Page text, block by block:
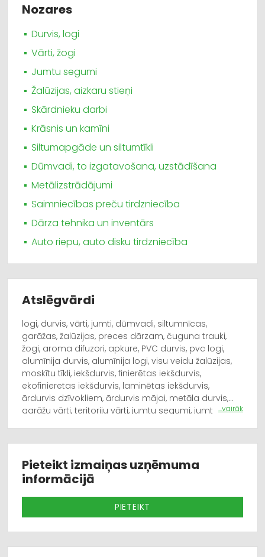
Nozares
Durvis, logi
Vārti, žogi
Jumtu segumi
Žalūzijas, aizkaru stieņi
Skārdnieku darbi
Krāsnis un kamīni
Siltumapgāde un siltumtīkli
Dūmvadi, to izgatavošana, uzstādīšana
Metālizstrādājumi
Saimniecības preču tirdzniecība
Dārza tehnika un inventārs
Auto riepu, auto disku tirdzniecība
Atslēgvārdi
logi, durvis, vārti, jumti, dūmvadi, siltumnīcas,
garāžas, žalūzijas, preces dārzam, čuguna trauki,
žogi, aroma difuzori, apkure, PVC durvis, pvc logi,
alumīnija durvis, alumīnija logi, visu veidu žalūzijas,
moskītu tīkli, iekšdurvis, finierētas iekšdurvis,
ekofinieretas iekšdurvis, laminētas iekšdurvis,
ārdurvis dzīvokliem, ārdurvis mājai, metāla durvis,
garāžu vārti, teritoriju vārti, jumtu segumi, jumta
nojumes, tenta garāžas un nojumes, pirts logi, pirts
durvis, apkures katli, apkures krāsnis, pirts krāsnis,
pirts elektriskas krāsnis, dūmvadi. Dārza piederumu
tirdzniecību, polikarbonāta siltumnīcas, lapenes,
dārza duškabīnes, polikarbonāts, dārza mēbeles,
dārza inventārs, dārza tehnika, čuguna pannas,
laminētas iekšdurvis. Mūsu piedavajuma ir arī
aroma gaisa mitrinātāji, difuzori, aroma eļļas,
...vairāk
Pieteikt izmaiņas uzņēmuma
informācijā
PIETEIKT